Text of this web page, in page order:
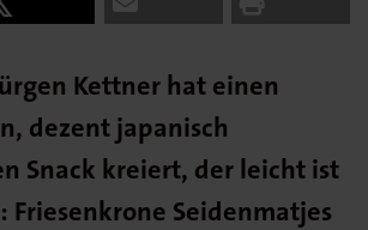
Kettner hat einen
dezent japanisch
Snack kreiert, der leicht ist
Friesenkrone Seidenmatjes